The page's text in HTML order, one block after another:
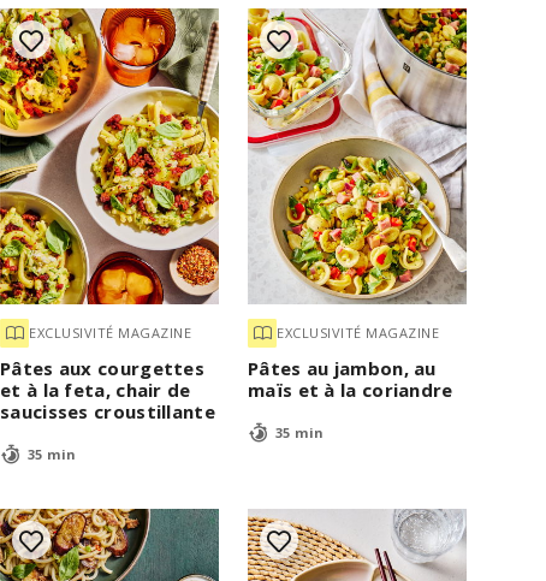
EXCLUSIVITÉ MAGAZINE
Pâtes aux courgettes
et à la feta, chair de
saucisses croustillante
35 min
EXCLUSIVITÉ MAGAZINE
Pâtes au jambon, au
maïs et à la coriandre
35 min